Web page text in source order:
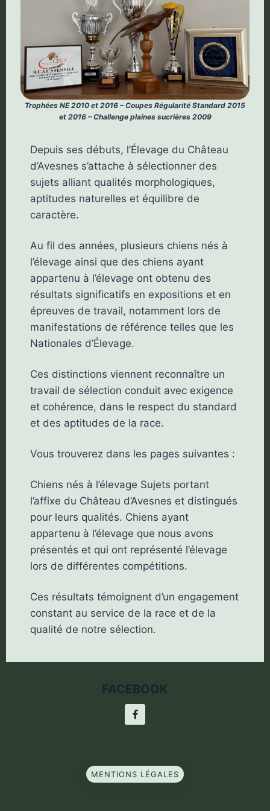
Trophées NE 2010 et 2016 – Coupes Régularité Standard 2015
et 2016 – Challenge plaines sucrières 2009
Depuis ses débuts, l’Élevage du Château
d’Avesnes s’attache à sélectionner des
sujets alliant qualités morphologiques,
aptitudes naturelles et équilibre de
caractère.
Au fil des années, plusieurs chiens nés à
l’élevage ainsi que des chiens ayant
appartenu à l’élevage ont obtenu des
résultats significatifs en expositions et en
épreuves de travail, notamment lors de
manifestations de référence telles que les
Nationales d’Élevage.
Ces distinctions viennent reconnaître un
travail de sélection conduit avec exigence
et cohérence, dans le respect du standard
et des aptitudes de la race.
Vous trouverez dans les pages suivantes :
Chiens nés à l’élevage Sujets portant
l’affixe du Château d’Avesnes et distingués
pour leurs qualités. Chiens ayant
appartenu à l’élevage que nous avons
présentés et qui ont représenté l’élevage
lors de différentes compétitions.
Ces résultats témoignent d’un engagement
constant au service de la race et de la
qualité de notre sélection.
FACEBOOK
MENTIONS LÉGALES